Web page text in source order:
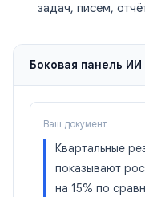
задач, писем,
Боковая панель
Ваш документ
Квартальные
показывают
на 15% по